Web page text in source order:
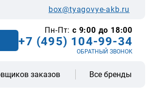
box@tyagovye-akb.ru
Пн-Пт: с 9:00 до 18:00
+7 (495) 104-99-34
ОБРАТНЫЙ ЗВОНОК
заказов Все бренды